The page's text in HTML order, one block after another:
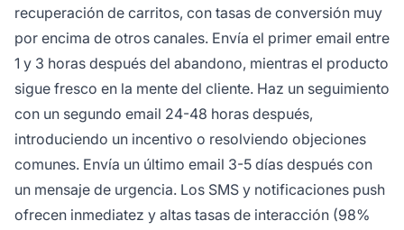
recuperación de carritos, con tasas de conversión muy
por encima de otros canales. Envía el primer email entre
1 y 3 horas después del abandono, mientras el producto
sigue fresco en la mente del cliente. Haz un seguimiento
con un segundo email 24-48 horas después,
introduciendo un incentivo o resolviendo objeciones
comunes. Envía un último email 3-5 días después con
un mensaje de urgencia. Los SMS y notificaciones push
ofrecen inmediatez y altas tasas de interacción (98%